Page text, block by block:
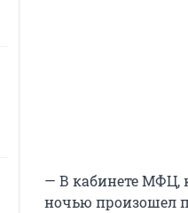
— В кабинете МФЦ,
ночью произошел